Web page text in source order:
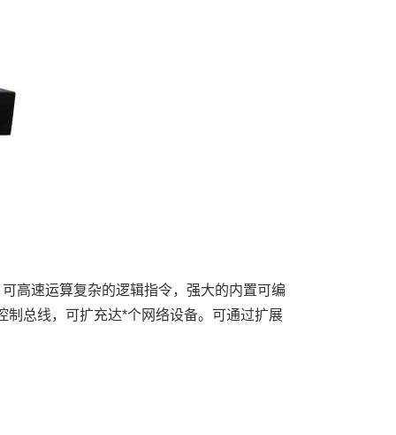
高速运算复杂的逻辑指令，强大的内置可编
制总线，可扩充达*个网络设备。可通过扩展